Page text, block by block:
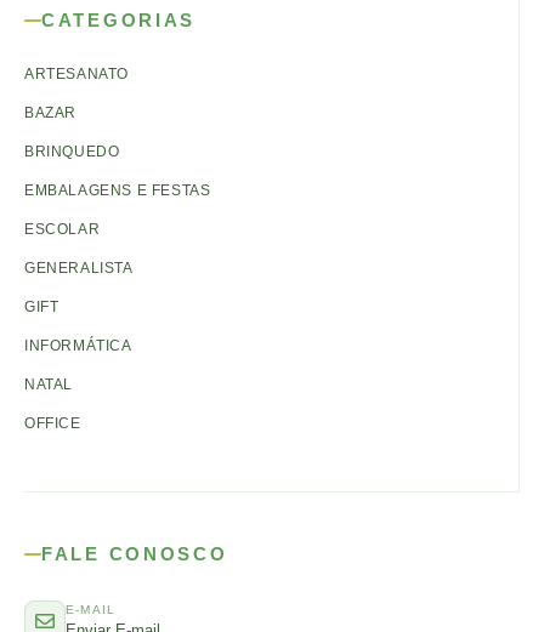
CATEGORIAS
ARTESANATO
BAZAR
BRINQUEDO
EMBALAGENS E FESTAS
ESCOLAR
GENERALISTA
GIFT
INFORMÁTICA
NATAL
OFFICE
FALE CONOSCO
E-MAIL